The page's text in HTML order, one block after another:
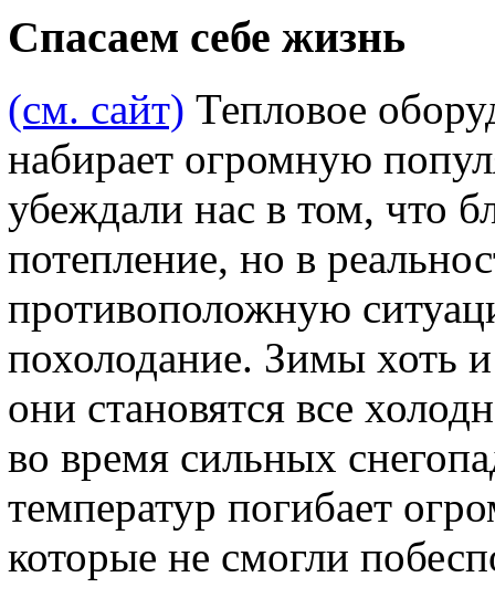
Спасаем себе жизнь
(см. сайт) Тепловое
набирает огромную
убеждали нас в том, что
потепление, но в
противоположную
похолодание. Зимы хоть
они становятся все
во время сильных
температур погибает
которые не смогли